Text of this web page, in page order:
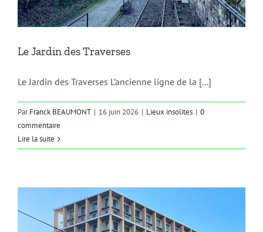
Le Jardin des Traverses
Le Jardin des Traverses L’ancienne ligne de la [...]
ParFranck BEAUMONT | 16 juin 2026 | Lieux insolites | 0
commentaire
Lire la suite